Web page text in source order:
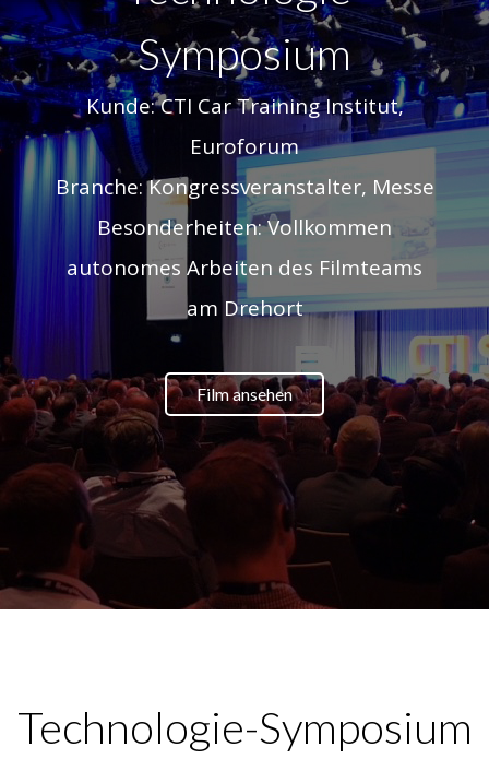
Symposium
Kunde: CTI Car Training Institut,
Euroforum
Branche: Kongressveranstalter, Messe
Besonderheiten: Vollkommen
autonomes Arbeiten des Filmteams
am Drehort
Film ansehen
Technologie-Symposium